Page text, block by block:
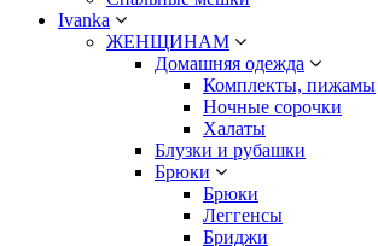
Ivanka
ЖЕНЩИНАМ
Домашняя одежда
Комплекты, пижамы
Ночные сорочки
Халаты
Блузки и рубашки
Брюки
Брюки
Леггенсы
Бриджи